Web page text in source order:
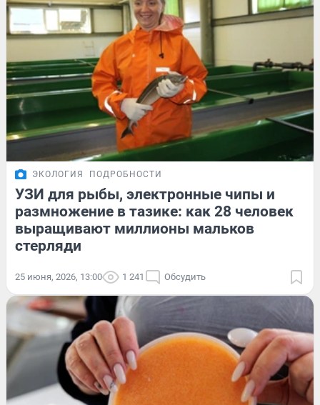
ЭКОЛОГИЯ ПОДРОБНОСТИ
УЗИ для рыбы, электронные чипы и
размножение в тазике: как 28 человек
выращивают миллионы мальков
стерляди
25 июня, 2026, 13:00 1 241 Обсудить